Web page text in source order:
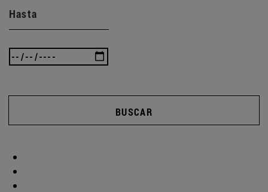
Hasta
BUSCAR